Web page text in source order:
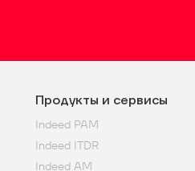
Продукты и сервисы
Indeed PAM
Indeed ITDR
Indeed AM